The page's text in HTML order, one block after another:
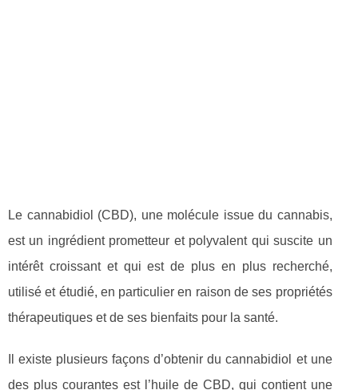
Le cannabidiol (CBD), une molécule issue du cannabis,
est un ingrédient prometteur et polyvalent qui suscite un
intérêt croissant et qui est de plus en plus recherché,
utilisé et étudié, en particulier en raison de ses propriétés
thérapeutiques et de ses bienfaits pour la santé.
Il existe plusieurs façons d’obtenir du cannabidiol et une
des plus courantes est l’huile de CBD, qui contient une